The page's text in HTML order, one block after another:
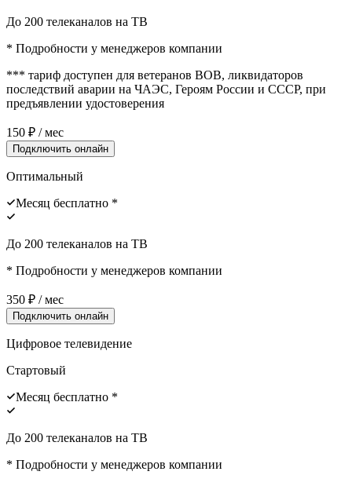
До 200 телеканалов на ТВ
* Подробности у менеджеров компании
*** тариф доступен для ветеранов ВОВ, ликвидаторов
последствий аварии на ЧАЭС, Героям России и СССР, при
предъявлении удостоверения
150 ₽ / мес
Подключить онлайн
Оптимальный
Месяц бесплатно *
До 200 телеканалов на ТВ
* Подробности у менеджеров компании
350 ₽ / мес
Подключить онлайн
Цифровое телевидение
Стартовый
Месяц бесплатно *
До 200 телеканалов на ТВ
* Подробности у менеджеров компании